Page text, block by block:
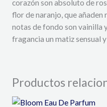
corazón son absoluto de
flor de naranjo, que
notas de fondo son vainilla
fragancia un matiz sensual y
Productos